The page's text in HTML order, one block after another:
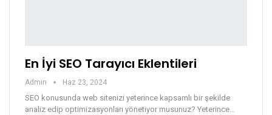
En İyi SEO Tarayıcı Eklentileri
Admin Haz 23, 2024
SEO konusunda web sitenizi yeterince kapsamlı bir şekilde
analiz edip optimizasyonları yönetiyor musunuz? Yeterince…